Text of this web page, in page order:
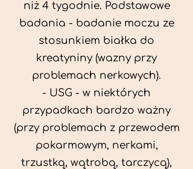
niż 4 tygodnie. Podstawowe
badania - badanie moczu ze
stosunkiem białka do
kreatyniny (wazny przy
problemach nerkowych).
- USG - w niektórych
przypadkach bardzo ważny
(przy problemach z przewodem
pokarmowym, nerkami,
trzustką, wątrobą, tarczycą),